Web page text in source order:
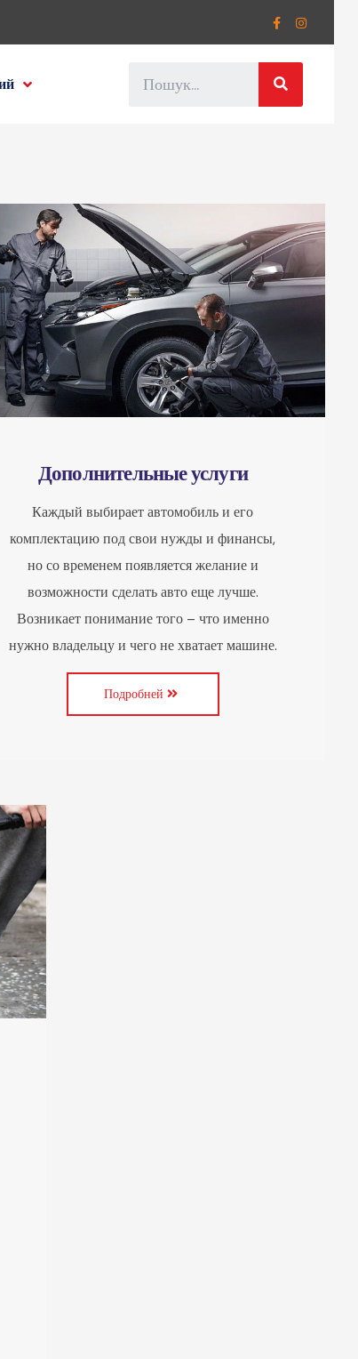
Дополнительные услуги
Каждый выбирает автомобиль и его
комплектацию под свои нужды и финансы,
но со временем появляется желание и
возможности сделать авто еще лучше.
Возникает понимание того – что именно
нужно владельцу и чего не хватает машине.
Подробней